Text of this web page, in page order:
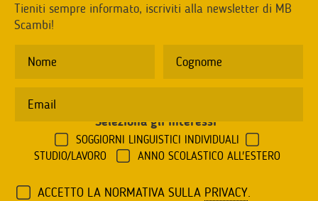
Tieniti sempre informato, iscriviti alla newsletter di MB
Scambi!
Seleziona gli interessi
SOGGIORNI LINGUISTICI INDIVIDUALI
STUDIO/LAVORO
ANNO SCOLASTICO ALL'ESTERO
ACCETTO LA NORMATIVA SULLA PRIVACY.